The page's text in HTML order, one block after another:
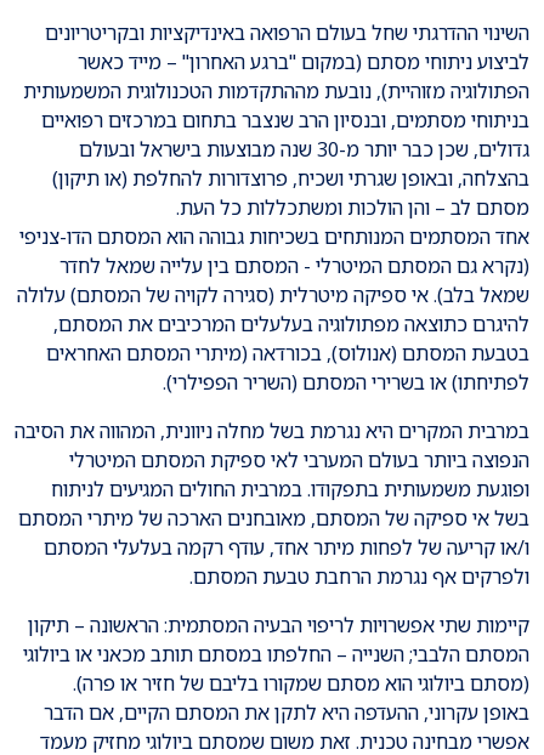
השינוי ההדרגתי שחל בעולם הרפואה באינדיקציות ובקריטריונים
לביצוע ניתוחי מסתם (במקום "ברגע האחרון" – מייד כאשר
הפתולוגיה מזוהיית), נובעת מההתקדמות הטכנולוגית המשמעותית
בניתוחי מסתמים, ובנסיון הרב שנצבר בתחום במרכזים רפואיים
גדולים, שכן כבר יותר מ-30 שנה מבוצעות בישראל ובעולם
בהצלחה, ובאופן שגרתי ושכיח, פרוצדורות להחלפת (או תיקון)
מסתם לב – והן הולכות ומשתכללות כל העת.
אחד המסתמים המנותחים בשכיחות גבוהה הוא המסתם הדו-צניפי
(נקרא גם המסתם המיטרלי - המסתם בין עלייה שמאל לחדר
שמאל בלב). אי ספיקה מיטרלית (סגירה לקויה של המסתם) עלולה
להיגרם כתוצאה מפתולוגיה בעלעלים המרכיבים את המסתם,
בטבעת המסתם (אנולוס), בכורדאה (מיתרי המסתם האחראים
לפתיחתו) או בשרירי המסתם (השריר הפפילרי).
במרבית המקרים היא נגרמת בשל מחלה ניוונית, המהווה את הסיבה
הנפוצה ביותר בעולם המערבי לאי ספיקת המסתם המיטרלי
ופוגעת משמעותית בתפקודו. במרבית החולים המגיעים לניתוח
בשל אי ספיקה של המסתם, מאובחנים הארכה של מיתרי המסתם
ו/או קריעה של לפחות מיתר אחד, עודף רקמה בעלעלי המסתם
ולפרקים אף נגרמת הרחבת טבעת המסתם.
קיימות שתי אפשרויות לריפוי הבעיה המסתמית: הראשונה – תיקון
המסתם הלבבי; השנייה – החלפתו במסתם תותב מכאני או ביולוגי
(מסתם ביולוגי הוא מסתם שמקורו בליבם של חזיר או פרה).
באופן עקרוני, ההעדפה היא לתקן את המסתם הקיים, אם הדבר
אפשרי מבחינה טכנית. זאת משום שמסתם ביולוגי מחזיק מעמד